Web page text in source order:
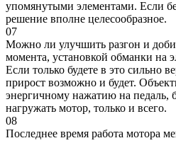
упомянутыми элементами. Если
решение вполне целесообразное.
07
Можно ли улучшить разгон и
момента, установкой обманки на
Если только будете в это сильно
прирост возможно и будет.
энергичному нажатию на педаль,
нагружать мотор, только и всего.
08
Последнее время работа мотора